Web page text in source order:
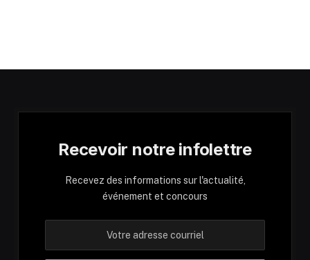
Recevoir notre infolettre
Recevez des informations sur l'actualité,
événement et concours